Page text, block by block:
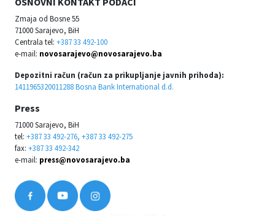
Zmaja od Bosne 55
71000 Sarajevo, BiH
Centrala tel: +387 33 492-100
e-mail: novosarajevo@novosarajevo.ba
Depozitni račun (račun za prikupljanje javnih prihoda):
1411965320011288 Bosna Bank International d.d.
Press
71000 Sarajevo, BiH
tel: +387 33 492-276, +387 33 492-275
fax: +387 33 492-342
e-mail: press@novosarajevo.ba